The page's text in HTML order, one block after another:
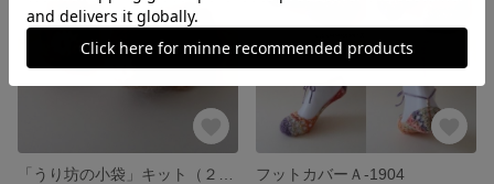
フットカバーＡ-1904